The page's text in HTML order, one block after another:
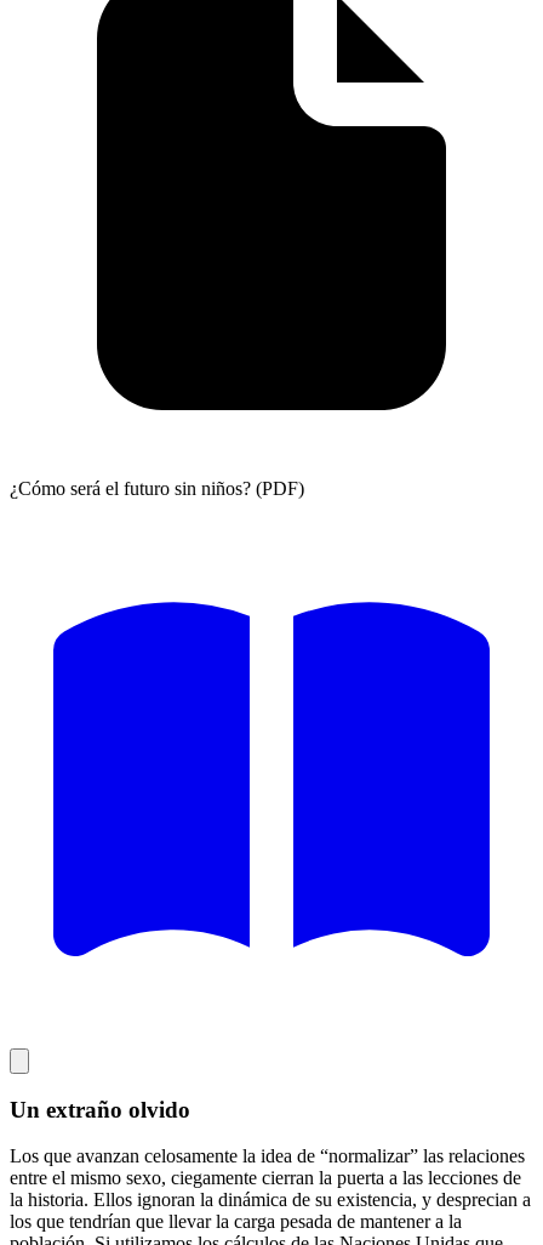
¿Cómo será el futuro sin niños? (PDF)
Un extraño olvido
Los que avanzan celosamente la idea de “normalizar” las relaciones
entre el mismo sexo, ciegamente cierran la puerta a las lecciones de
la historia. Ellos ignoran la dinámica de su existencia, y desprecian a
los que tendrían que llevar la carga pesada de mantener a la